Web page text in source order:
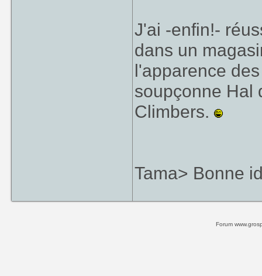
J'ai -enfin!-
dans un
l'apparence
soupçonne Hal
Climbers.
Tama> Bonne
Forum